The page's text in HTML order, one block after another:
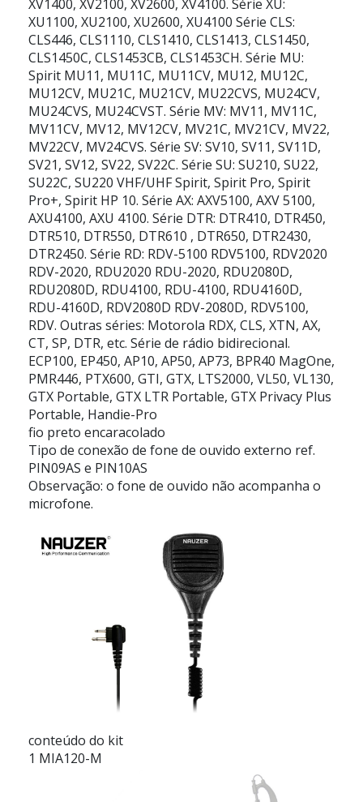
XV1400, XV2100, XV2600, XV4100. Série XU:
XU1100, XU2100, XU2600, XU4100 Série CLS:
CLS446, CLS1110, CLS1410, CLS1413, CLS1450,
CLS1450C, CLS1453CB, CLS1453CH. Série MU:
Spirit MU11, MU11C, MU11CV, MU12, MU12C,
MU12CV, MU21C, MU21CV, MU22CVS, MU24CV,
MU24CVS, MU24CVST. Série MV: MV11, MV11C,
MV11CV, MV12, MV12CV, MV21C, MV21CV, MV22,
MV22CV, MV24CVS. Série SV: SV10, SV11, SV11D,
SV21, SV12, SV22, SV22C. Série SU: SU210, SU22,
SU22C, SU220 VHF/UHF Spirit, Spirit Pro, Spirit
Pro+, Spirit HP 10. Série AX: AXV5100, AXV 5100,
AXU4100, AXU 4100. Série DTR: DTR410, DTR450,
DTR510, DTR550, DTR610 , DTR650, DTR2430,
DTR2450. Série RD: RDV-5100 RDV5100, RDV2020
RDV-2020, RDU2020 RDU-2020, RDU2080D,
RDU2080D, RDU4100, RDU-4100, RDU4160D,
RDU-4160D, RDV2080D RDV-2080D, RDV5100,
RDV. Outras séries: Motorola RDX, CLS, XTN, AX,
CT, SP, DTR, etc. Série de rádio bidirecional.
ECP100, EP450, AP10, AP50, AP73, BPR40 MagOne,
PMR446, PTX600, GTI, GTX, LTS2000, VL50, VL130,
GTX Portable, GTX LTR Portable, GTX Privacy Plus
Portable, Handie-Pro
fio preto encaracolado
Tipo de conexão de fone de ouvido externo ref.
PIN09AS e PIN10AS
Observação: o fone de ouvido não acompanha o
microfone.
conteúdo do kit
1 MIA120-M